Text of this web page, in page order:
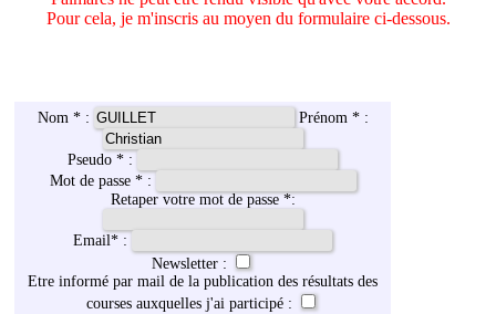
Pour cela, je m'inscris au moyen du formulaire ci-dessous.
Nom * : Prénom * :
Pseudo * :
Mot de passe * :
Retaper votre mot de passe *:
Email* :
Newsletter :
Etre informé par mail de la publication des résultats des
courses auxquelles j'ai participé :